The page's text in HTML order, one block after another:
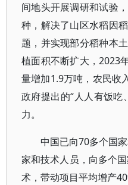
间地头开展调研和试验
种，解决了山区水稻因
题，并实现部分稻种本
植面积不断扩大，2023
量增加1.9万吨，农民收
政府提出的“人人有饭吃
力。
中国已向70多个国
家和技术人员，向多个
术，带动项目平均增产